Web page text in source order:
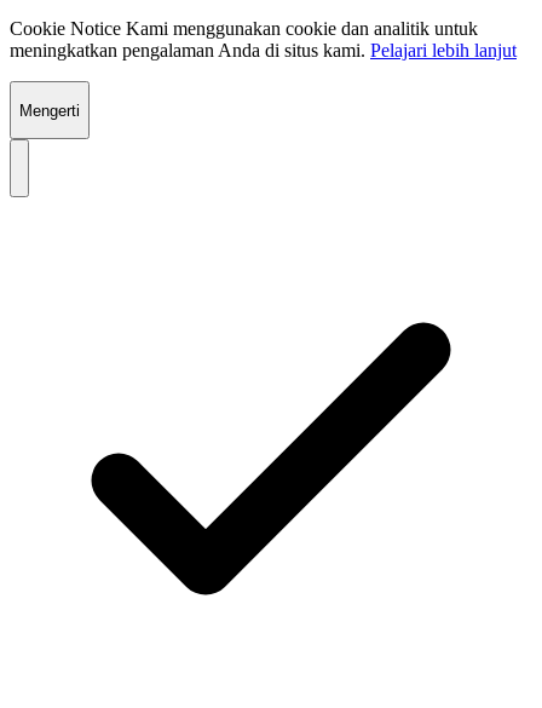
Cookie Notice Kami menggunakan cookie dan analitik untuk
meningkatkan pengalaman Anda di situs kami. Pelajari lebih lanjut
Mengerti